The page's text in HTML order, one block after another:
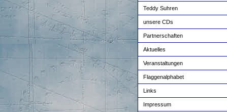
Teddy Suhren
unsere CDs
Partnerschaften
Aktuelles
Veranstaltungen
Flaggenalphabet
Links
Impressum